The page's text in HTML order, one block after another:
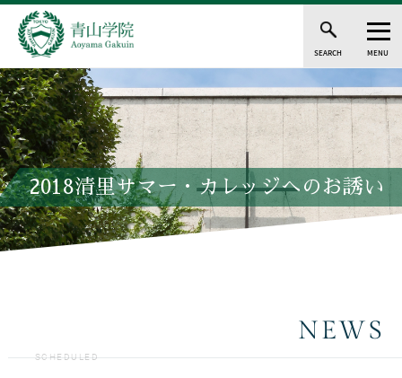
SEARCH MENU
2018清里サマー・カレッジへのお誘い
NEWS
SCHEDULED